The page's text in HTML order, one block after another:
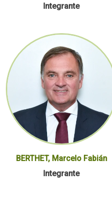
Integrante
BERTHET, Marcelo Fabián
Integrante